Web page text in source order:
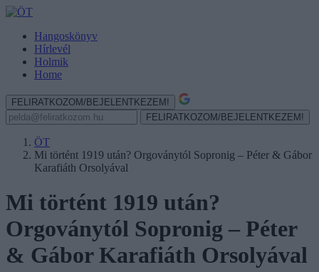
Hangoskönyv
Hírlevél
Holmik
Home
FELIRATKOZOM/BEJELENTKEZEM!
FELIRATKOZOM/BEJELENTKEZEM!
ÖT
Mi történt 1919 után? Orgoványtól Sopronig – Péter & Gábor
Karafiáth Orsolyával
Mi történt 1919 után?
Orgoványtól Sopronig – Péter
& Gábor Karafiáth Orsolyával